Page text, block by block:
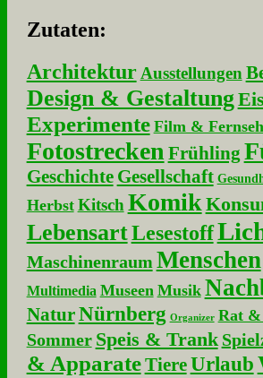
Zu­ta­ten:
Architektur Ausstellungen
Design & Gestaltung
Experimente Film &
Fotostrecken Frühling
Geschichte Gesellschaft
Herbst Kitsch Komik
LebensartLesestoff
Maschinenraum Menschen
Multimedia Museen Musik
NaturNürnberg Organizer Rat &
Sommer Speis & Trank
& Apparate Tiere Urlaub